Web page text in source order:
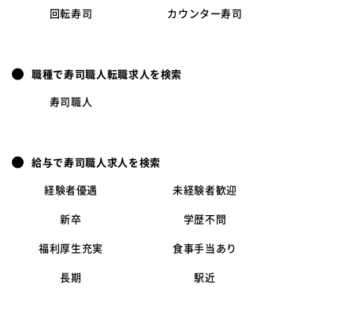
回転寿司 カウンター寿司
職種で寿司職人転職求人を検索
寿司職人
給与で寿司職人求人を検索
経験者優遇 未経験者歓迎
新卒 学歴不問
福利厚生充実 食事手当あり
長期 駅近